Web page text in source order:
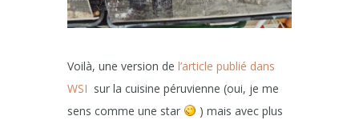
Voilà, une version de l’article publié dans
WSI sur la cuisine péruvienne (oui, je me
sens comme une star
) mais avec plus